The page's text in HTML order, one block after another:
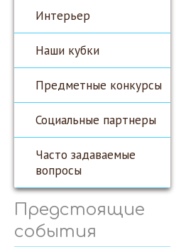
Интерьер
Наши кубки
Предметные конкурсы
Социальные партнеры
Часто задаваемые
вопросы
Предстоящие
события